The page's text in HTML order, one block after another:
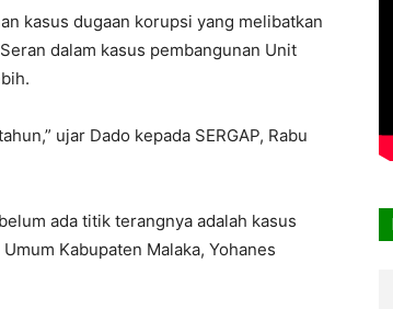
kasus dugaan korupsi yang melibatkan
dalam kasus pembangunan Unit
ujar Dado kepada SERGAP, Rabu
ada titik terangnya adalah kasus
Kabupaten Malaka, Yohanes